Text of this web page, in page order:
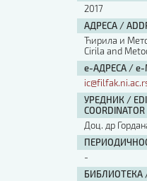
Шаблон прве стране и
Шаблон прве стране и
Шаблон прве стране и
Етички кодекс
Наслов или део наслова
2017
АДРЕСА /
Ћирила и
Cirila and
е-АДРЕСА / e-
УРЕДНИК /
COORDINATOR
Доц. др
-
БИБЛИОТЕКА /